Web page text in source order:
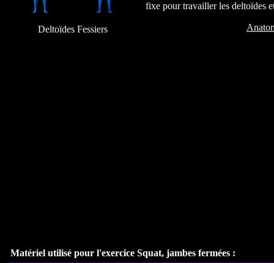
fixe pour travailler les deltoïdes
Deltoïdes Fessiers
Matériel utilisé pour l'exercice Squat, jambes fermées :